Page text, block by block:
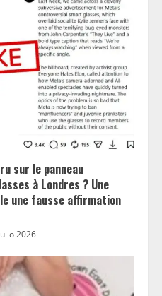
sur le panneau
à Londres ? Une
une fausse affirmation
2026